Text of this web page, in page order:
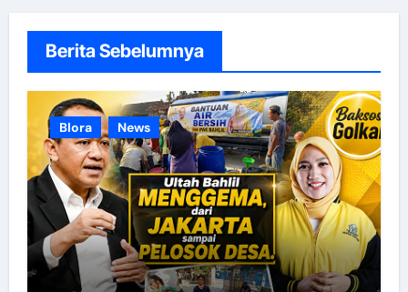
Berita Sebelumnya
Blora News